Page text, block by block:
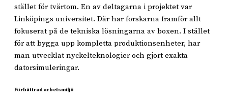
stället för tvärtom. En av deltagarna i projektet var
Linköpings universitet. Där har forskarna framför allt
fokuserat på de tekniska lösningarna av boxen. I stället
för att bygga upp kompletta produktionsenheter, har
man utvecklat nyckelteknologier och gjort exakta
datorsimuleringar.
Förbättrad arbetsmiljö